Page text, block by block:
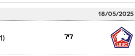
18/05/2025
ליל (1)